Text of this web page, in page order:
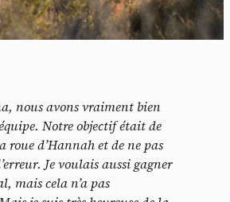
nous avons vraiment bien
Notre objectif était de
roue d’Hannah et de ne pas
Je voulais aussi gagner
mais cela n’a pas